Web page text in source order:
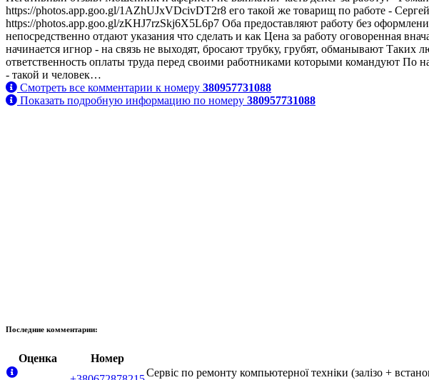
https://photos.app.goo.gl/1AZhUJxVDcivDT2r8 его такой же товарищ по работе -
https://photos.app.goo.gl/zKHJ7rzSkj6X5L6p7 Оба предоставляют работу без
непосредственно отдают указания что сделать и как Цена за работу оговоренная
начинается игнор - на связь не выходят, бросают трубку, грубят, обманывают
ответственность оплаты труда перед своими работниками которыми командуют По
- такой и человек…
Смотреть все комментарии к номеру 380957731088
Показать подробную информацию по номеру 380957731088
Последние комментарии:
Оценка Номер
Сервіс по ремонту компьютерної техніки (залізо +